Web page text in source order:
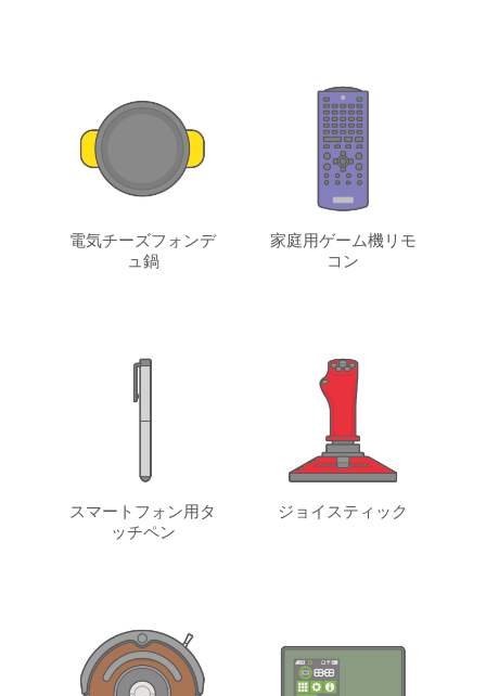
電気チーズフォンデ
ュ鍋
家庭用ゲーム機リモ
コン
スマートフォン用タ
ッチペン
ジョイスティック